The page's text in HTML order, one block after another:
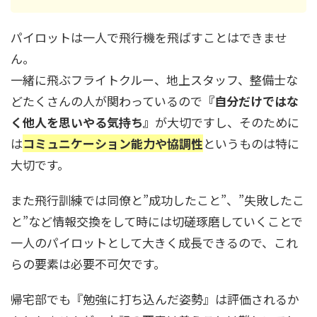
パイロットは一人で飛行機を飛ばすことはできませ
ん。
一緒に飛ぶフライトクルー、地上スタッフ、整備士な
どたくさんの人が関わっているので 『自分だけではな
く他人を思いやる気持ち』 が大切ですし、そのために
はコミュニケーション能力や協調性というものは特に
大切です。
また飛行訓練では同僚と”成功したこと”、”失敗したこ
と”など情報交換をして時には切磋琢磨していくことで
一人のパイロットとして大きく成長できるので、これ
らの要素は必要不可欠です。
帰宅部でも『勉強に打ち込んだ姿勢』は評価されるか